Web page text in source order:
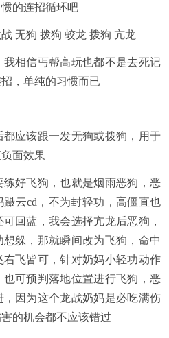
的连招循环吧
无狗 拨狗 蛟龙 拨狗 亢龙
相信丐帮高玩也都不是去死记
，单纯的习惯而已
应该跟一发无狗或拨狗，用于
面效果
好飞狗，也就是烟雨恶狗，恶
云cd，不为封轻功，高僵直也
回蓝，我会选择亢龙后恶狗，
躲，那就瞬间改为飞狗，命中
飞皆可，针对奶妈小轻功动作
可预判落地位置进行飞狗，恶
因为这个龙战奶妈是必吃满伤
的机会都不应该错过